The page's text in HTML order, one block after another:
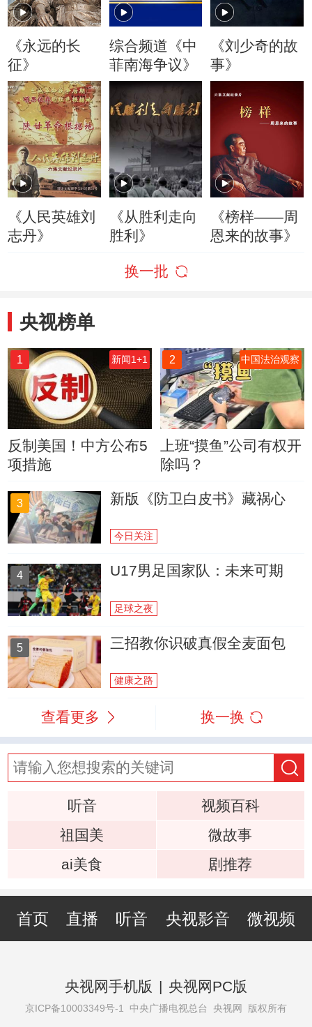
《永远的长
征》
综合频道《中
菲南海争议》
《刘少奇的故
事》
《人民英雄刘
志丹》
《从胜利走向
胜利》
《榜样——周
恩来的故事》
换一批
央视榜单
1 新闻1+1
反制美国！中方公布5
项措施
2 中国法治观察
上班“摸鱼”公司有权开
除吗？
3 新版《防卫白皮书》藏祸心
今日关注
4 U17男足国家队：未来可期
足球之夜
5 三招教你识破真假全麦面包
健康之路
查看更多 换一换
听音
视频百科
祖国美
微故事
ai美食
剧推荐
首页 直播 听音 央视影音 微视频
央视网手机版 | 央视网PC版
京ICP备10003349号-1 中央广播电视总台 央视网 版权所有